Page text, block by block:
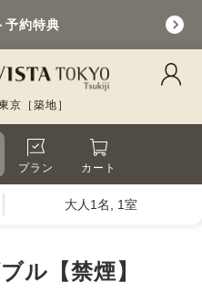
予約特典
京［築地］
プラン カート
大人1名, 1室
ル【禁煙】